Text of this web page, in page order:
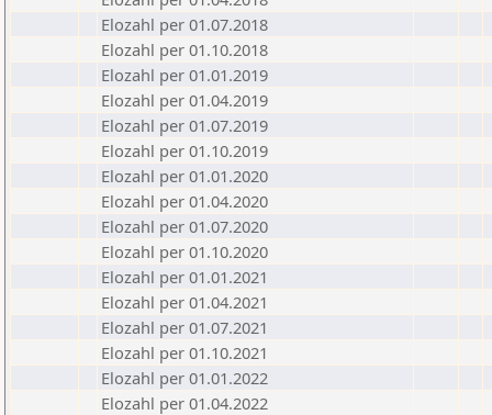
Elozahl per 01.07.2018
Elozahl per 01.10.2018
Elozahl per 01.01.2019
Elozahl per 01.04.2019
Elozahl per 01.07.2019
Elozahl per 01.10.2019
Elozahl per 01.01.2020
Elozahl per 01.04.2020
Elozahl per 01.07.2020
Elozahl per 01.10.2020
Elozahl per 01.01.2021
Elozahl per 01.04.2021
Elozahl per 01.07.2021
Elozahl per 01.10.2021
Elozahl per 01.01.2022
Elozahl per 01.04.2022